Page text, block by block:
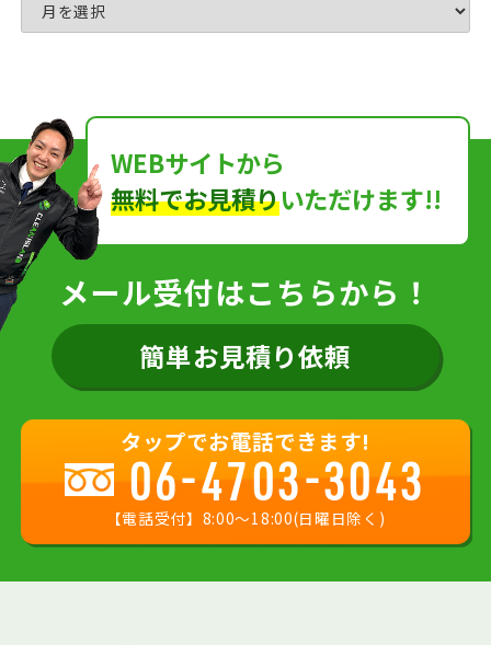
WEBサイトから
無料でお見積りいただけます!!
メール受付はこちらから！
簡単お見積り依頼
タップでお電話できます!
06-4703-3043
【電話受付】8:00〜18:00(日曜日除く)